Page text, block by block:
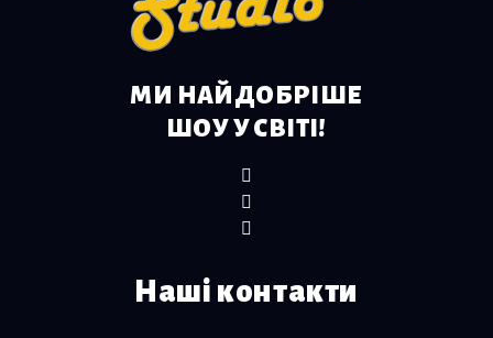
МИ НАЙДОБРІШЕ
ШОУ У СВІТІ!
Наші контакти